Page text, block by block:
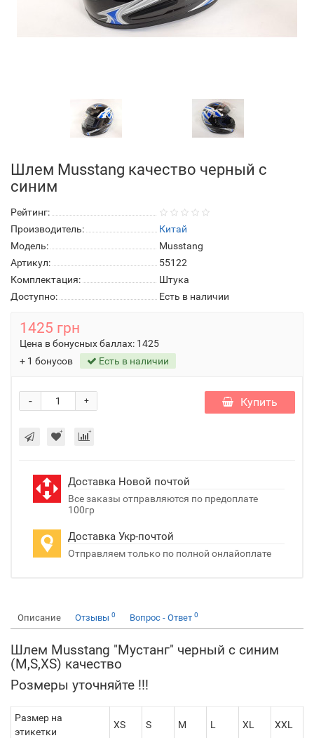
Шлем Musstang качество черный с
синим
Рейтинг:
Производитель:
Китай
Модель:
Musstang
Артикул:
55122
Комплектация:
Штука
Доступно:
Есть в наличии
1425 грн
Цена в бонусных баллах: 1425
+ 1 бонусов
Есть в наличии
+
- Купить
Доставка Новой почтой
Все заказы отправляются по предоплате
100гр
Доставка Укр-почтой
Отправляем только по полной онлайоплате
Описание Отзывы 0 Вопрос - Ответ 0
Шлем Musstang "Мустанг" черный с синим
(M,S,XS) качество
Розмеры уточняйте !!!
Размер на
этикетки
XS S M L XL XXL